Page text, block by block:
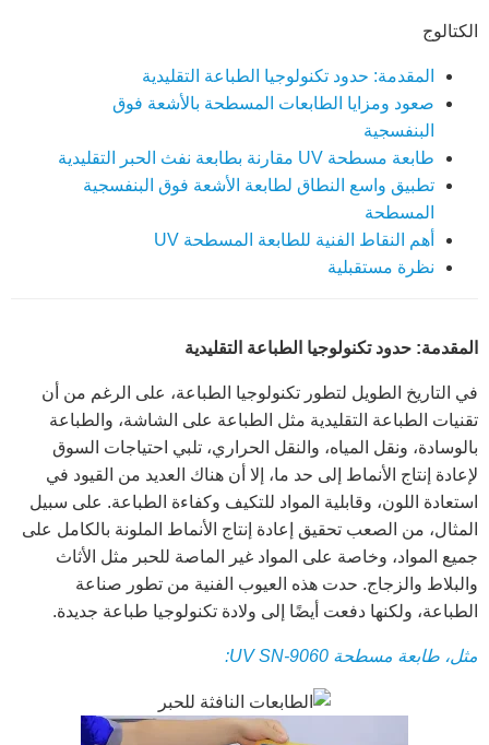
الكتالوج
المقدمة: حدود تكنولوجيا الطباعة التقليدية
صعود ومزايا الطابعات المسطحة بالأشعة فوق
البنفسجية
طابعة مسطحة UV مقارنة بطابعة نفث الحبر التقليدية
تطبيق واسع النطاق لطابعة الأشعة فوق البنفسجية
المسطحة
أهم النقاط الفنية للطابعة المسطحة UV
نظرة مستقبلية
المقدمة: حدود تكنولوجيا الطباعة التقليدية
في التاريخ الطويل لتطور تكنولوجيا الطباعة، على الرغم من أن
تقنيات الطباعة التقليدية مثل الطباعة على الشاشة، والطباعة
بالوسادة، ونقل المياه، والنقل الحراري، تلبي احتياجات السوق
لإعادة إنتاج الأنماط إلى حد ما، إلا أن هناك العديد من القيود في
استعادة اللون، وقابلية المواد للتكيف وكفاءة الطباعة. على سبيل
المثال، من الصعب تحقيق إعادة إنتاج الأنماط الملونة بالكامل على
جميع المواد، وخاصة على المواد غير الماصة للحبر مثل الأثاث
والبلاط والزجاج. حدت هذه العيوب الفنية من تطور صناعة
الطباعة، ولكنها دفعت أيضًا إلى ولادة تكنولوجيا طباعة جديدة.
مثل، طابعة مسطحة UV SN-9060: